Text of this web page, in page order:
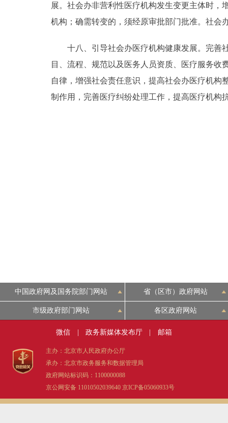
展。社会办非营利性医疗机构发生变更主体时
机构；确需转变的，须经原审批部门批准。社会
十八、引导社会办医疗机构健康发展。完善社
目、流程、规范以及医务人员资质、医疗服务
自律，增强社会责任意识，提高社会办医疗机
制作用，完善医疗纠纷处理工作，提高医疗机构
中国政府网及国务院部门网站 省（区市）政府网站
市级政府部门网站 各区政府网站
微信 政务新媒体发布厅 邮箱
主办：北京市人民政府办公厅
承办：北京市政务服务和数据管理局
政府网站标识码：1100000088
京公网安备 11010502039640 京ICP备05060933号